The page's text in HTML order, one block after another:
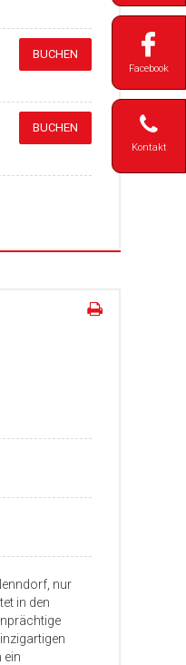
Facebook
Kontakt
BUCHEN
BUCHEN
nur
in den
ein